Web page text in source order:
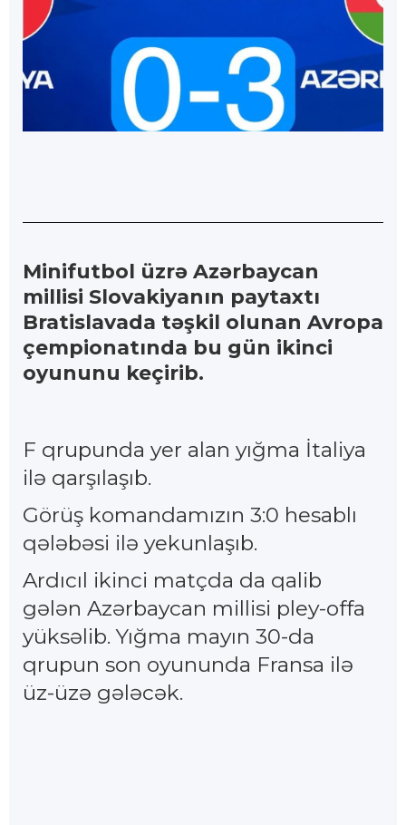
Minifutbol üzrə Azərbaycan
millisi Slovakiyanın paytaxtı
Bratislavada təşkil olunan Avropa
çempionatında bu gün ikinci
oyununu keçirib.
F qrupunda yer alan yığma İtaliya
ilə qarşılaşıb.
Görüş komandamızın 3:0 hesablı
qələbəsi ilə yekunlaşıb.
Ardıcıl ikinci matçda da qalib
gələn Azərbaycan millisi pley-offa
yüksəlib. Yığma mayın 30-da
qrupun son oyununda Fransa ilə
üz-üzə gələcək.